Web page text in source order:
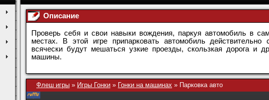
Описание
Проверь себя и свои навыки вождения, паркуя автомобиль в
местах. В этой игре припарковать автомобиль
всячески будут мешаться узкие проезды, скользкая дорога и
машины.
Флеш игры » Игры Гонки » Гонки на машинах » Парковка авто